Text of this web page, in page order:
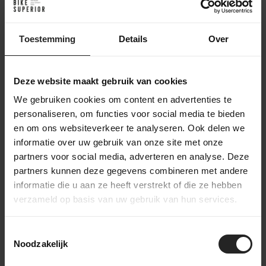
Toestemming Details Over
Deze website maakt gebruik van cookies
We gebruiken cookies om content en advertenties te
personaliseren, om functies voor social media te bieden
en om ons websiteverkeer te analyseren. Ook delen we
informatie over uw gebruik van onze site met onze
partners voor social media, adverteren en analyse. Deze
partners kunnen deze gegevens combineren met andere
informatie die u aan ze heeft verstrekt of die ze hebben
verzameld op basis van uw gebruik van hun services.
Noodzakelijk
Het leveringsproces
werkplaats wordt de fiets volledig opgebouwd en uitgebreid
getest. Daarna gaat de fiets naar het inpakstation in het
magazijn, waar hij zorgvuldig wordt ingepakt. Accessoires
worden toegevoegd aan de doos, waarna de fiets verzonden
wordt naar een bestemming in Nederland of wereldwijd. Zo
zorgen we ervoor dat je fiets veilig en compleet aankomt.